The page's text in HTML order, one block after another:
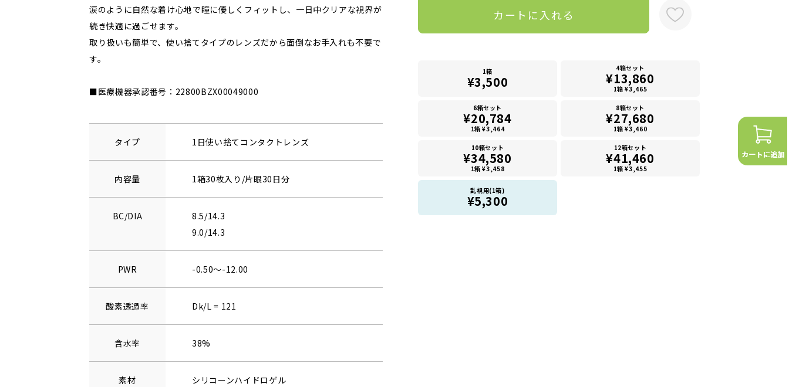
涙のように自然な着け心地で瞳に優しくフィットし、一日中クリアな視界が
続き快適に過ごせます。
取り扱いも簡単で、使い捨てタイプのレンズだから面倒なお手入れも不要で
す。
■医療機器承認番号：22800BZX00049000
タイプ 1日使い捨てコンタクトレンズ
内容量 1箱30枚入り/片眼30日分
BC/DIA
8.5/14.3
9.0/14.3
PWR -0.50～-12.00
酸素透過率 Dk/L = 121
含水率 38%
素材 シリコーンハイドロゲル
カートに入れる
1箱
¥3,500
4箱セット
¥13,860
1箱 ¥3,465
6箱セット
¥20,784
1箱 ¥3,464
8箱セット
¥27,680
1箱 ¥3,460
10箱セット
¥34,580
1箱 ¥3,458
12箱セット
¥41,460
1箱 ¥3,455
乱視用(1箱)
¥5,300